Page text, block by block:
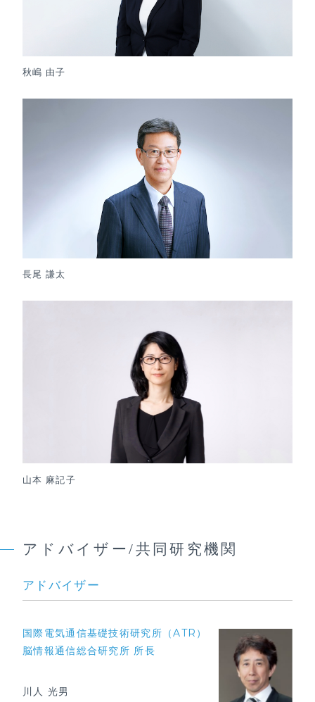
秋嶋 由子
長尾 謙太
山本 麻記子
アドバイザー/共同研究機関
アドバイザー
国際電気通信基礎技術研究所（ATR）
脳情報通信総合研究所 所長
川人 光男